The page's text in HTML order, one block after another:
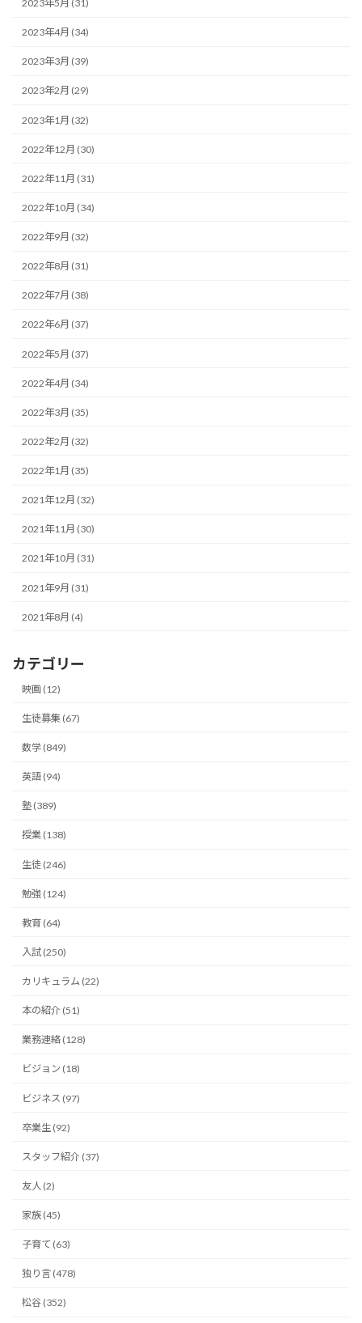
2023年5月 (31)
2023年4月 (34)
2023年3月 (39)
2023年2月 (29)
2023年1月 (32)
2022年12月 (30)
2022年11月 (31)
2022年10月 (34)
2022年9月 (32)
2022年8月 (31)
2022年7月 (38)
2022年6月 (37)
2022年5月 (37)
2022年4月 (34)
2022年3月 (35)
2022年2月 (32)
2022年1月 (35)
2021年12月 (32)
2021年11月 (30)
2021年10月 (31)
2021年9月 (31)
2021年8月 (4)
カテゴリー
映画 (12)
生徒募集 (67)
数学 (849)
英語 (94)
塾 (389)
授業 (138)
生徒 (246)
勉強 (124)
教育 (64)
入試 (250)
カリキュラム (22)
本の紹介 (51)
業務連絡 (128)
ビジョン (18)
ビジネス (97)
卒業生 (92)
スタッフ紹介 (37)
友人 (2)
家族 (45)
子育て (63)
独り言 (478)
松谷 (352)